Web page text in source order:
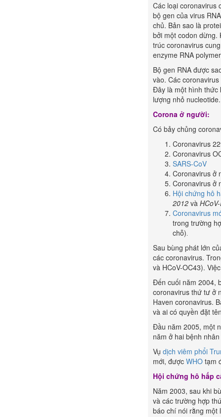
Các loại coronavirus
bộ gen của virus
chủ. Bản sao là
bởi một codon dừng.
trúc coronavirus
enzyme RNA
Bộ gen RNA được
vào. Các
Đây là một hình thức
lượng nhỏ nucleotide.
Corona ở người:
Có bảy chủng
Coronavirus
Coronavirus
SARS-CoV
Coronavirus ở
Coronavirus ở
Hội chứng hô
2012 và
Coronavirus
trong trường
chỗ).
Sau bùng phát lớn
các coronavirus.
và HCoV-OC43).
Đến cuối năm 2004,
coronavirus thứ tư ở
Haven coronavirus.
và ai có quyền đặt
Đầu năm 2005, một
năm ở hai bệnh
Vụ dịch viêm phổi
mới, được WHO tạm
Hội chứng hô hấp
Năm 2003, sau khi
và các trường hợp
báo chí nói rằng một